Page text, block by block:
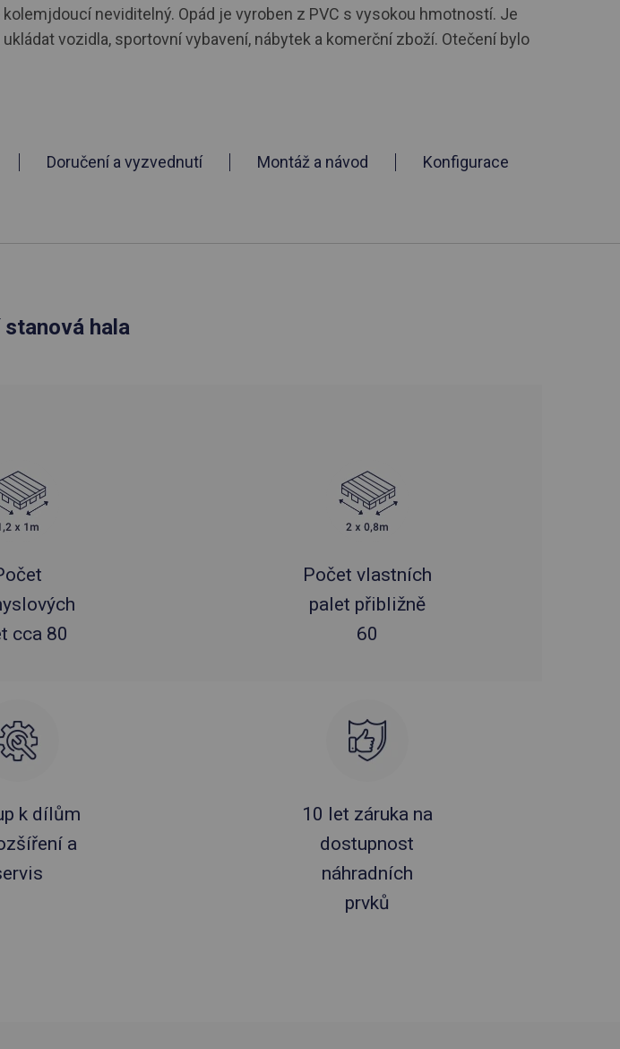
neviditelný. Opád je vyroben z PVC s vysokou hmotností. Je
vozidla, sportovní vybavení, nábytek a komerční zboží. Otečení bylo
Doručení a vyzvednutí Montáž a návod Konfigurace
hala
cca 80
Počet vlastních
palet přibližně
60
k dílům
a
10 let záruka na
dostupnost
náhradních
prvků